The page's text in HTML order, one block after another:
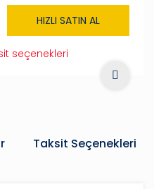
HIZLI SATIN AL
seçenekleri
Taksit Seçenekleri